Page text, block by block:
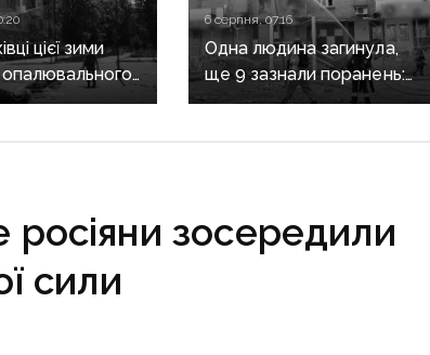
цієї зими
6 серпня, 07:16
Одна людина загинула,
ще 9 зазнали поранень:
воєнні злочини
росіяни зосередили
сили